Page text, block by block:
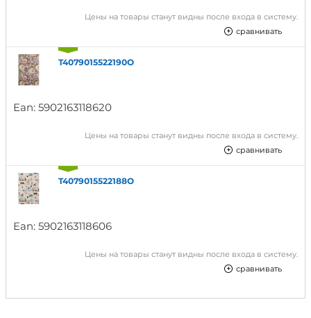
Цены на товары станут видны после входа в систему.
сравнивать
T4079015522190O
Ean: 5902163118620
Цены на товары станут видны после входа в систему.
сравнивать
T4079015522188O
Ean: 5902163118606
Цены на товары станут видны после входа в систему.
сравнивать